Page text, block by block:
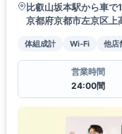
比叡山坂本駅から車で
京都府京都市左京区上
体組成計 Wi-Fi 他店
営業時間
24:00間